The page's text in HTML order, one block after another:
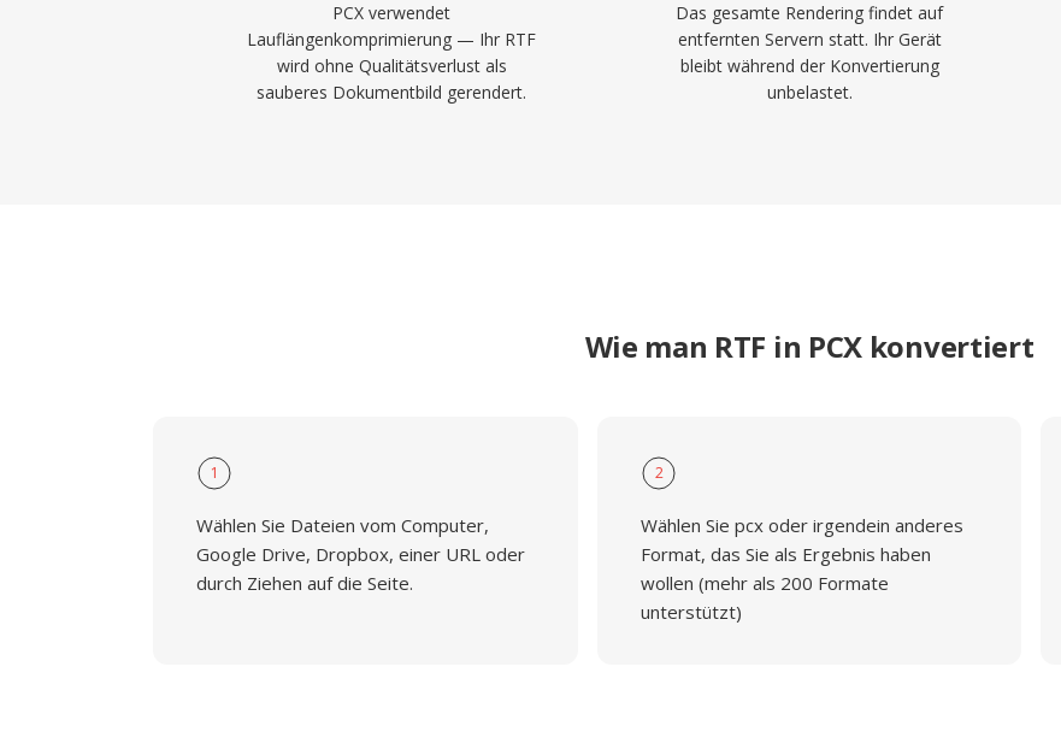
PCX verwendet
Lauflängenkomprimierung — Ihr RTF
wird ohne Qualitätsverlust als
sauberes Dokumentbild gerendert.
Das gesamte Rendering findet auf
entfernten Servern statt. Ihr Gerät
bleibt während der Konvertierung
unbelastet.
Wie man RTF in PCX konvertiert
1
Wählen Sie Dateien vom Computer,
Google Drive, Dropbox, einer URL oder
durch Ziehen auf die Seite.
2
Wählen Sie pcx oder irgendein anderes
Format, das Sie als Ergebnis haben
wollen (mehr als 200 Formate
unterstützt)